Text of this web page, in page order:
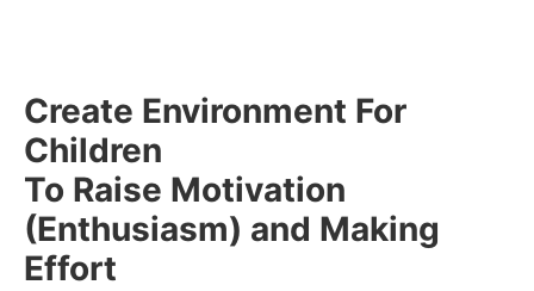
Create Environment For
Children
To Raise Motivation
(Enthusiasm) and Making
Effort